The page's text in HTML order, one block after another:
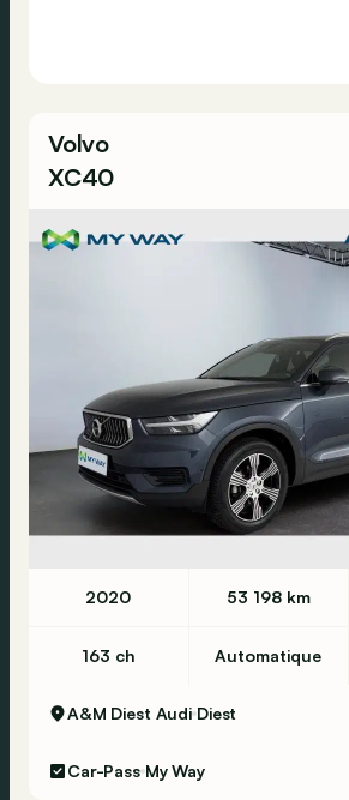
Volvo
XC40
2020 53 198 km
163 ch Automatique
A&M Diest Audi Diest
Car-Pass My Way